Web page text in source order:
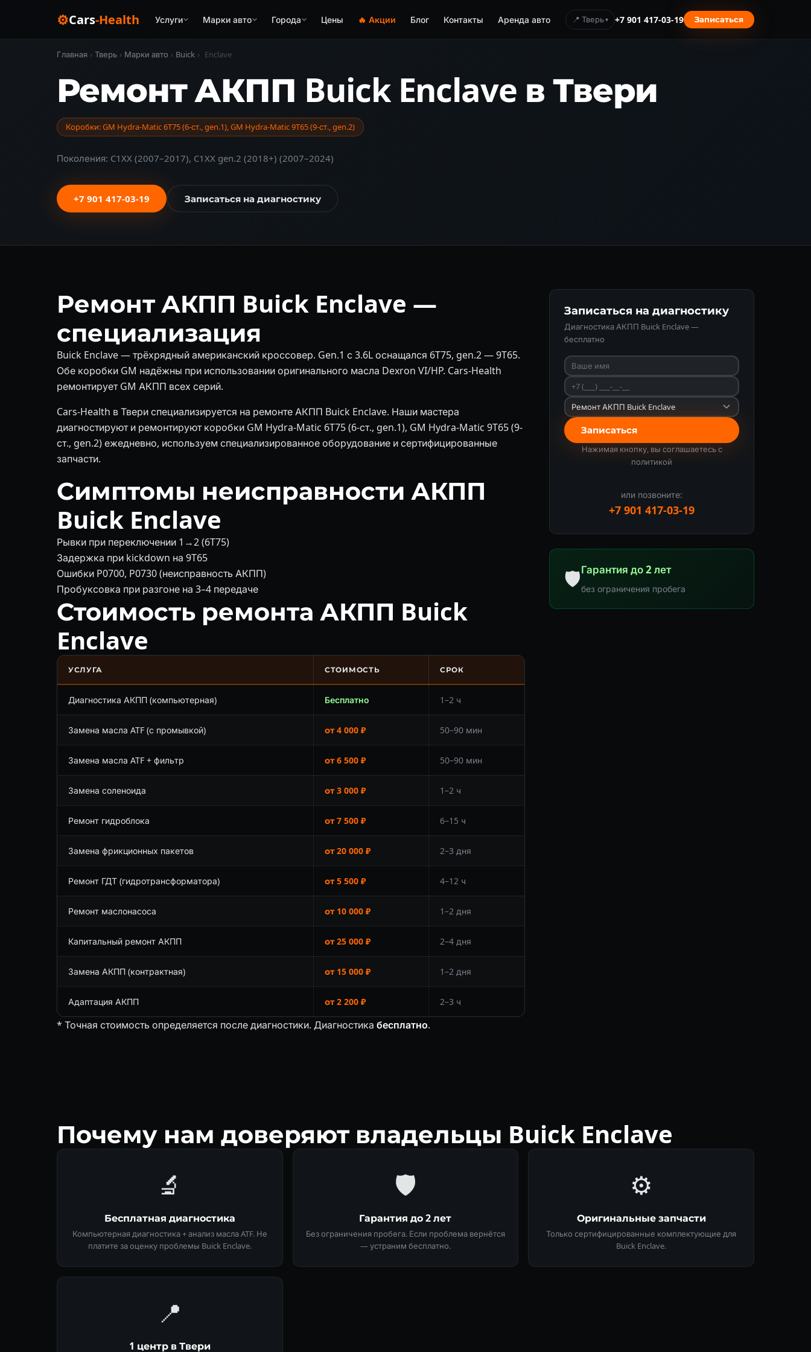
⚙Cars-Health Услуги Марки авто Города Цены 🔥 Акции Блог Контакты Аренда авто 📍 Тверь +7 901 417-03-19 Записаться
Главная › Тверь › Марки авто › Buick › Enclave
Ремонт АКПП Buick Enclave в Твери
Коробки: GM Hydra-Matic 6T75 (6-ст., gen.1), GM Hydra-Matic 9T65 (9-ст., gen.2)
Поколения: C1XX (2007–2017), C1XX gen.2 (2018+) (2007–2024)
+7 901 417-03-19 Записаться на диагностику
Ремонт АКПП Buick Enclave —
специализация
Buick Enclave — трёхрядный американский кроссовер. Gen.1 с 3.6L оснащался 6T75, gen.2 — 9T65.
Обе коробки GM надёжны при использовании оригинального масла Dexron VI/HP. Cars-Health
ремонтирует GM АКПП всех серий.
Cars-Health в Твери специализируется на ремонте АКПП Buick Enclave. Наши мастера
диагностируют и ремонтируют коробки GM Hydra-Matic 6T75 (6-ст., gen.1), GM Hydra-Matic 9T65 (9-
ст., gen.2) ежедневно, используем специализированное оборудование и сертифицированные
запчасти.
Симптомы неисправности АКПП
Buick Enclave
Рывки при переключении 1→2 (6T75)
Задержка при kickdown на 9T65
Ошибки P0700, P0730 (неисправность АКПП)
Пробуксовка при разгоне на 3–4 передаче
Стоимость ремонта АКПП Buick
Enclave
УСЛУГА СТОИМОСТЬ СРОК
Диагностика АКПП (компьютерная) Бесплатно 1–2 ч
Замена масла ATF (с промывкой) от 4 000 ₽ 50–90 мин
Замена масла ATF + фильтр от 6 500 ₽ 50–90 мин
Замена соленоида от 3 000 ₽ 1–2 ч
Ремонт гидроблока от 7 500 ₽ 6–15 ч
Замена фрикционных пакетов от 20 000 ₽ 2–3 дня
Ремонт ГДТ (гидротрансформатора) от 5 500 ₽ 4–12 ч
Ремонт маслонасоса от 10 000 ₽ 1–2 дня
Капитальный ремонт АКПП от 25 000 ₽ 2–4 дня
Замена АКПП (контрактная) от 15 000 ₽ 1–2 дня
Адаптация АКПП от 2 200 ₽ 2–3 ч
* Точная стоимость определяется после диагностики. Диагностика бесплатно.
Записаться на диагностику
Диагностика АКПП Buick Enclave —
бесплатно
Записаться
Нажимая кнопку, вы соглашаетесь с
политикой
или позвоните:
+7 901 417-03-19
🛡Гарантия до 2 лет
без ограничения пробега
Почему нам доверяют владельцы Buick Enclave
🔬
Бесплатная диагностика
Компьютерная диагностика + анализ масла ATF. Не
платите за оценку проблемы Buick Enclave.
🛡
Гарантия до 2 лет
Без ограничения пробега. Если проблема вернётся
— устраним бесплатно.
⚙️
Оригинальные запчасти
Только сертифицированные комплектующие для
Buick Enclave.
📍
1 центр в Твери